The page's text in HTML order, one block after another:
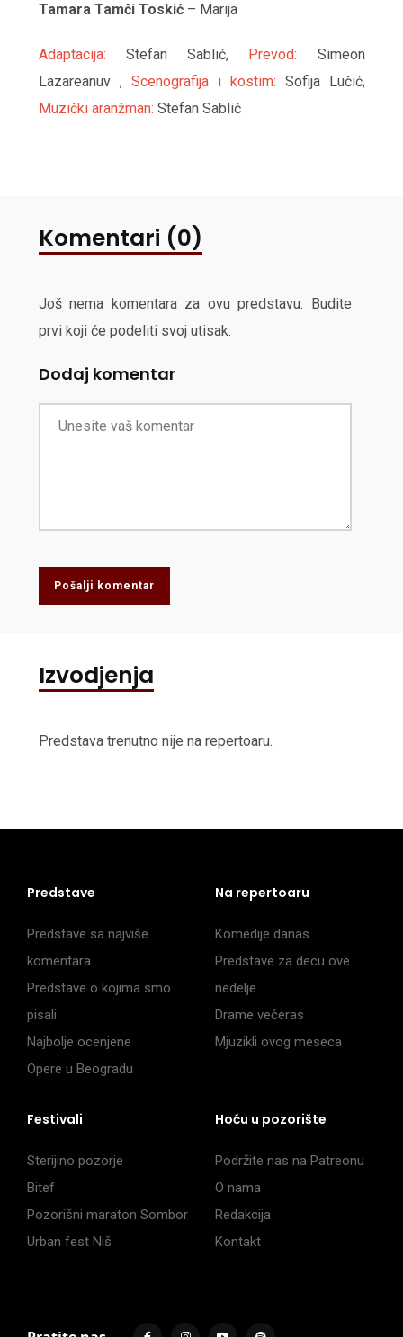
Tamara Tamči Toskić– Marija
Adaptacija: Stefan Sablić, Prevod: Simeon
Lazareanuv ,Scenografija i kostim: Sofija Lučić,
Muzički aranžman: Stefan Sablić
Komentari (0)
Još nema komentara za ovu predstavu. Budite
prvi koji će podeliti svoj utisak.
Dodaj komentar
Pošalji komentar
Izvodjenja
Predstava trenutno nije na repertoaru.
Predstave
Predstave sa najviše
komentara
Predstave o kojima smo
pisali
Najbolje ocenjene
Opere u Beogradu
Na repertoaru
Komedije danas
Predstave za decu ove
nedelje
Drame večeras
Mjuzikli ovog meseca
Festivali
Sterijino pozorje
Bitef
Pozorišni maraton Sombor
Urban fest Niš
Hoću u pozorište
Podržite nas na Patreonu
O nama
Redakcija
Kontakt